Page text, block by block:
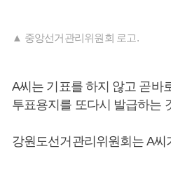
▲ 중앙선거관리위원회 로고.
A씨는 기표를 하지 않고 곧바
투표용지를 또다시 발급하는
강원도선거관리위원회는 A